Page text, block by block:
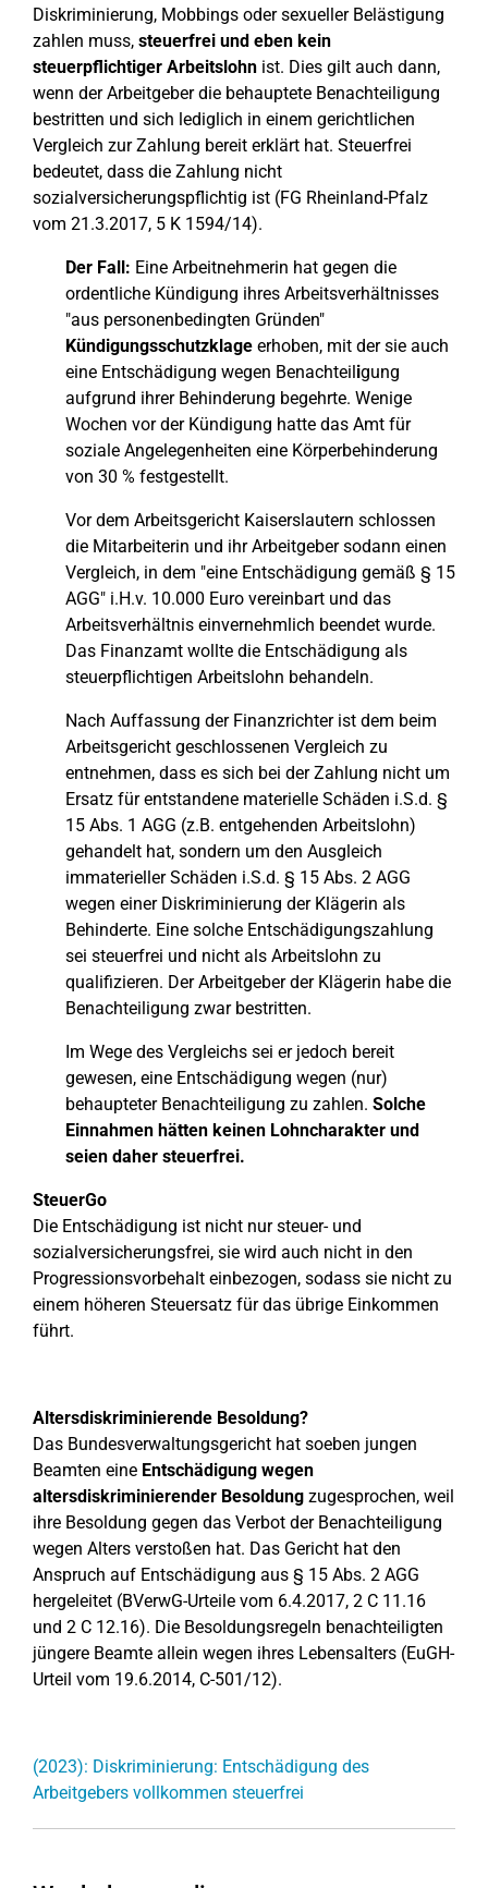
Diskriminierung, Mobbings oder sexueller Belästigung
zahlen muss, steuerfrei und eben kein
steuerpflichtiger Arbeitslohn ist. Dies gilt auch dann,
wenn der Arbeitgeber die behauptete Benachteiligung
bestritten und sich lediglich in einem gerichtlichen
Vergleich zur Zahlung bereit erklärt hat. Steuerfrei
bedeutet, dass die Zahlung nicht
sozialversicherungspflichtig ist (FG Rheinland-Pfalz
vom 21.3.2017, 5 K 1594/14).
Der Fall: Eine Arbeitnehmerin hat gegen die
ordentliche Kündigung ihres Arbeitsverhältnisses
"aus personenbedingten Gründen"
Kündigungsschutzklage erhoben, mit der sie auch
eine Entschädigung wegen Benachteiligung
aufgrund ihrer Behinderung begehrte. Wenige
Wochen vor der Kündigung hatte das Amt für
soziale Angelegenheiten eine Körperbehinderung
von 30 % festgestellt.
Vor dem Arbeitsgericht Kaiserslautern schlossen
die Mitarbeiterin und ihr Arbeitgeber sodann einen
Vergleich, in dem "eine Entschädigung gemäß § 15
AGG" i.H.v. 10.000 Euro vereinbart und das
Arbeitsverhältnis einvernehmlich beendet wurde.
Das Finanzamt wollte die Entschädigung als
steuerpflichtigen Arbeitslohn behandeln.
Nach Auffassung der Finanzrichter ist dem beim
Arbeitsgericht geschlossenen Vergleich zu
entnehmen, dass es sich bei der Zahlung nicht um
Ersatz für entstandene materielle Schäden i.S.d. §
15 Abs. 1 AGG (z.B. entgehenden Arbeitslohn)
gehandelt hat, sondern um den Ausgleich
immaterieller Schäden i.S.d. § 15 Abs. 2 AGG
wegen einer Diskriminierung der Klägerin als
Behinderte. Eine solche Entschädigungszahlung
sei steuerfrei und nicht als Arbeitslohn zu
qualifizieren. Der Arbeitgeber der Klägerin habe die
Benachteiligung zwar bestritten.
Im Wege des Vergleichs sei er jedoch bereit
gewesen, eine Entschädigung wegen (nur)
behaupteter Benachteiligung zu zahlen. Solche
Einnahmen hätten keinen Lohncharakter und
seien daher steuerfrei.
SteuerGo
Die Entschädigung ist nicht nur steuer- und
sozialversicherungsfrei, sie wird auch nicht in den
Progressionsvorbehalt einbezogen, sodass sie nicht zu
einem höheren Steuersatz für das übrige Einkommen
führt.
Altersdiskriminierende Besoldung?
Das Bundesverwaltungsgericht hat soeben jungen
Beamten eine Entschädigung wegen
altersdiskriminierender Besoldung zugesprochen, weil
ihre Besoldung gegen das Verbot der Benachteiligung
wegen Alters verstoßen hat. Das Gericht hat den
Anspruch auf Entschädigung aus § 15 Abs. 2 AGG
hergeleitet (BVerwG-Urteile vom 6.4.2017, 2 C 11.16
und 2 C 12.16). Die Besoldungsregeln benachteiligten
jüngere Beamte allein wegen ihres Lebensalters (EuGH-
Urteil vom 19.6.2014, C-501/12).
(2023): Diskriminierung: Entschädigung des
Arbeitgebers vollkommen steuerfrei